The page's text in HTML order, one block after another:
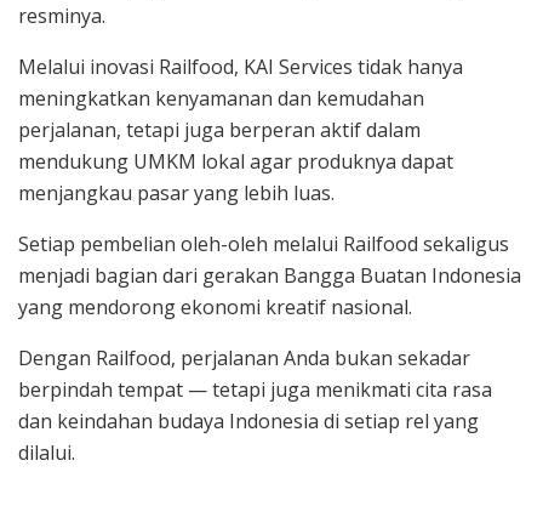
resminya.
Melalui inovasi Railfood, KAI Services tidak hanya
meningkatkan kenyamanan dan kemudahan
perjalanan, tetapi juga berperan aktif dalam
mendukung UMKM lokal agar produknya dapat
menjangkau pasar yang lebih luas.
Setiap pembelian oleh-oleh melalui Railfood sekaligus
menjadi bagian dari gerakan Bangga Buatan Indonesia
yang mendorong ekonomi kreatif nasional.
Dengan Railfood, perjalanan Anda bukan sekadar
berpindah tempat — tetapi juga menikmati cita rasa
dan keindahan budaya Indonesia di setiap rel yang
dilalui.